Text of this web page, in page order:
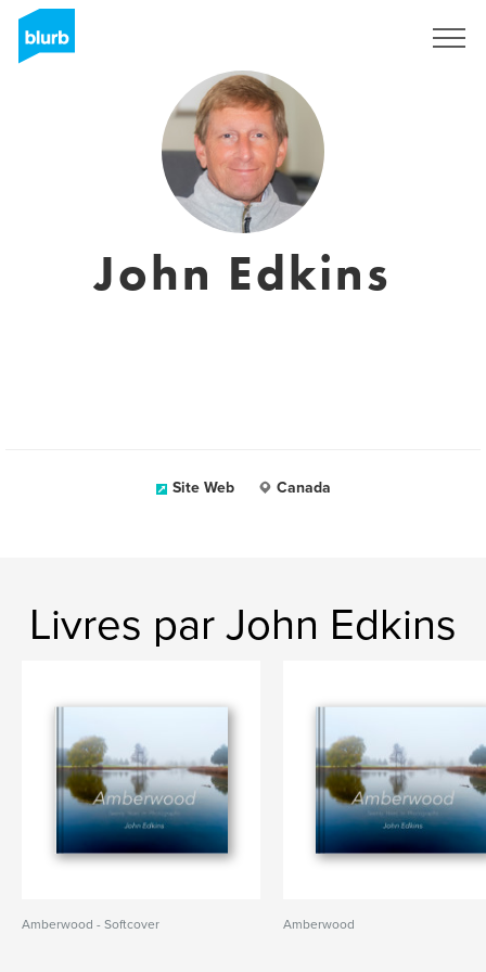
John Edkins
Site Web Canada
Livres par John Edkins
Amberwood - Softcover Amberwood